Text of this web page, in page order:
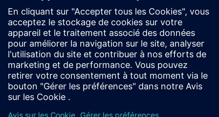
Vertragshotels, daher können wir für die Qualität der
Hotels keine Gewähr übernehmen.
Bitte beachten Sie, dass München Messestadt ist.
Buchen Sie daher frühzeitig.
Stornierung
Bitte stornieren Sie schriftlich.